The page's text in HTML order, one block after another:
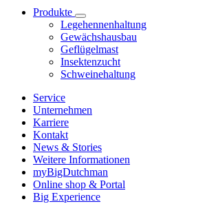
Produkte
Legehennenhaltung
Gewächshausbau
Geflügelmast
Insektenzucht
Schweinehaltung
Service
Unternehmen
Karriere
Kontakt
News & Stories
Weitere Informationen
myBigDutchman
Online shop & Portal
Big Experience